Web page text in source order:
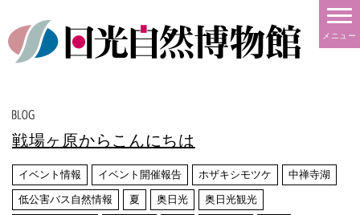
メニュー
戦場ヶ原からこんにちは
イベント情報 イベント開催報告 ホザキシモツケ 中禅寺湖
低公害バス自然情報 夏 奥日光 奥日光観光